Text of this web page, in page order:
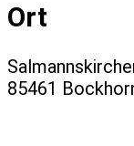
Ort
85461